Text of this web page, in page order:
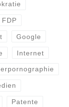
FDP
Google
Internet
Patente